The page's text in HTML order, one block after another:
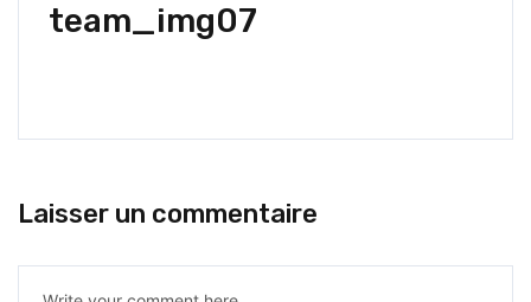
team_img07
Laisser un commentaire